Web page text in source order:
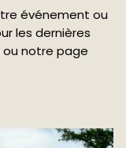
événement ou
les dernières
ou notre page